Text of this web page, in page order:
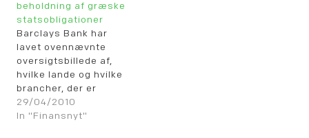
beholdning af græske
statsobligationer
Barclays Bank har
lavet ovennævnte
oversigtsbillede af,
hvilke lande og hvilke
brancher, der er
investeret i græske
statsobligationer, og
29/04/2010
In "Finansnyt"